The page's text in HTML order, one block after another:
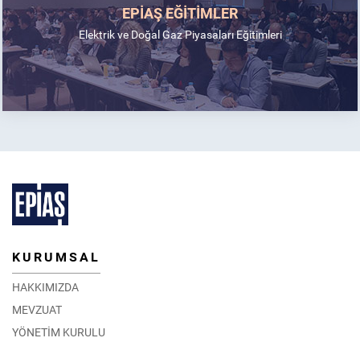
EPİAŞ EĞİTİMLER
Elektrik ve Doğal Gaz Piyasaları Eğitimleri
KURUMSAL
HAKKIMIZDA
MEVZUAT
YÖNETİM KURULU